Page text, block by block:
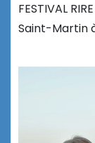
FESTIVAL
Saint-Martin